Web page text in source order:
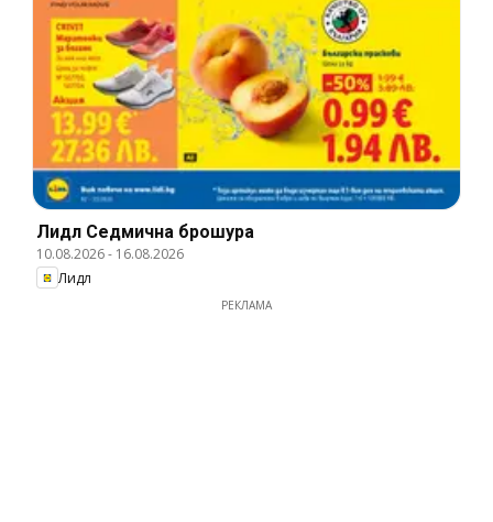
Лидл Cедмична брошура
10.08.2026- 16.08.2026
Лидл
РЕКЛАМА